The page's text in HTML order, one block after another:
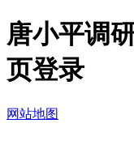
唐小平调
页登录
网站地图